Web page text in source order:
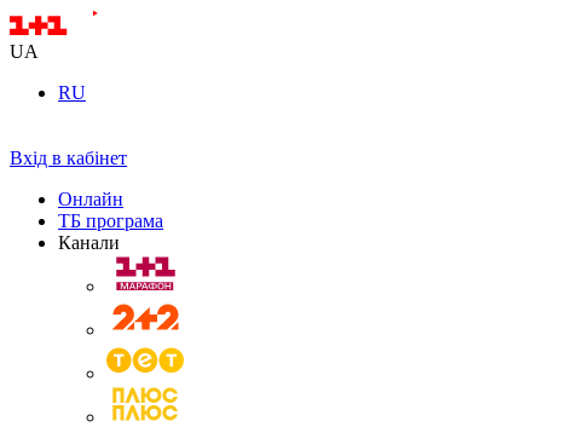
UA
RU
Вхід в кабінет
Онлайн
ТБ програма
Канали